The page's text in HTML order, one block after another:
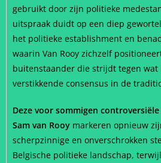
gebruikt door zijn politieke
uitspraak duidt op een diep
het politieke establishment en
waarin Van Rooy zichzelf
buitenstaander die strijdt tegen wat
verstikkende consensus in de
Deze voor sommigen
Sam van Rooy markeren opnieuw
scherpzinnige en onverschrokken
Belgische politieke landschap,